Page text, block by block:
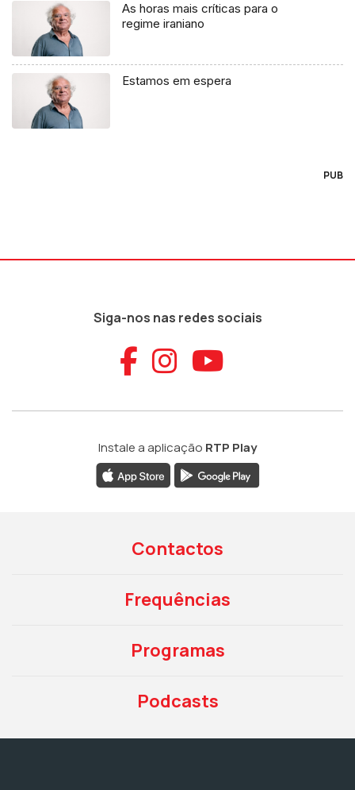
As horas mais críticas para o
regime iraniano
Estamos em espera
PUB
Siga-nos nas redes sociais
Aceder ao
Aceder ao
Aceder
Instale a aplicação RTP Play
Contactos
Frequências
Programas
Podcasts